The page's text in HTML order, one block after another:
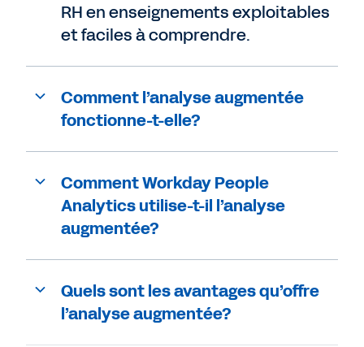
RH en enseignements exploitables
et faciles à comprendre.
Comment l’analyse augmentée
fonctionne-t-elle?
Comment Workday People
Analytics utilise-t-il l’analyse
augmentée?
Quels sont les avantages qu’offre
l’analyse augmentée?